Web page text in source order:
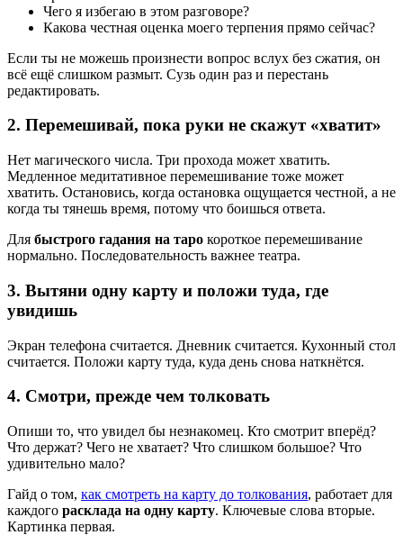
Чего я избегаю в этом разговоре?
Какова честная оценка моего терпения прямо сейчас?
Если ты не можешь произнести вопрос вслух без сжатия, он
всё ещё слишком размыт. Сузь один раз и перестань
редактировать.
2. Перемешивай, пока руки не скажут «хватит»
Нет магического числа. Три прохода может хватить.
Медленное медитативное перемешивание тоже может
хватить. Остановись, когда остановка ощущается честной, а не
когда ты тянешь время, потому что боишься ответа.
Для быстрого гадания на таро короткое перемешивание
нормально. Последовательность важнее театра.
3. Вытяни одну карту и положи туда, где
увидишь
Экран телефона считается. Дневник считается. Кухонный стол
считается. Положи карту туда, куда день снова наткнётся.
4. Смотри, прежде чем толковать
Опиши то, что увидел бы незнакомец. Кто смотрит вперёд?
Что держат? Чего не хватает? Что слишком большое? Что
удивительно мало?
Гайд о том, как смотреть на карту до толкования, работает для
каждого расклада на одну карту. Ключевые слова вторые.
Картинка первая.